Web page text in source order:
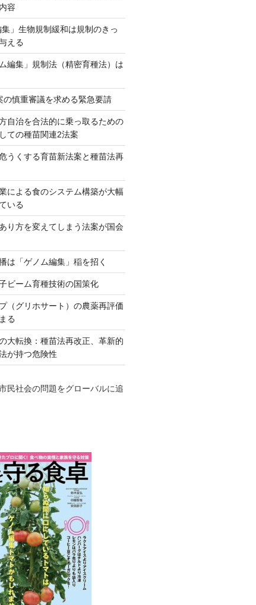
容
」生物規制緩和は規制のきっ
える
編集」規制法（精密育種法）は
の慎重審議を求める緊急要請
自治を合法的に乗っ取るための
ての種苗関連2法案
うくする育苗新法案と種苗法再
による食のシステム構築が大幅
いる
り方を変えてしまう法案が国会
は「ゲノム編集」稲を招く
ビーム育種技術の国策化
（グリホサート）の農薬再評価
る
大転換：種苗法再改正、革新的
が持つ危険性
民社会の問題をグローバルに追